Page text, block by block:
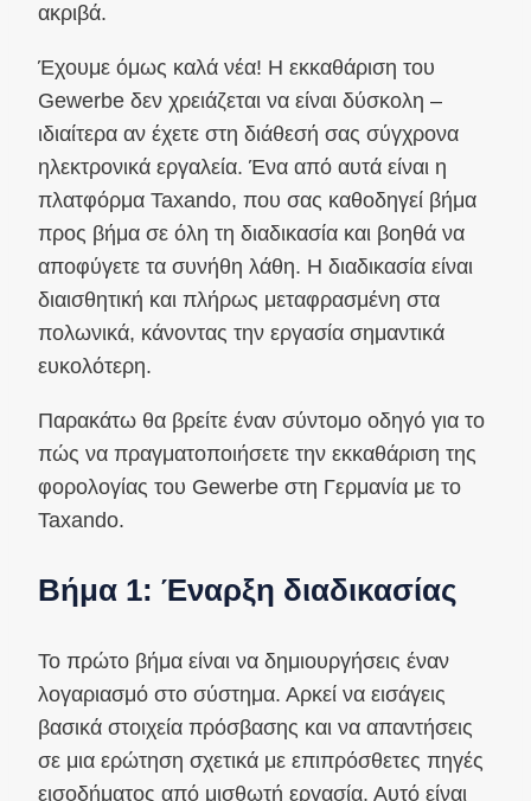
ακριβά.
Έχουμε όμως καλά νέα! Η εκκαθάριση του
Gewerbe δεν χρειάζεται να είναι δύσκολη –
ιδιαίτερα αν έχετε στη διάθεσή σας σύγχρονα
ηλεκτρονικά εργαλεία. Ένα από αυτά είναι η
πλατφόρμα Taxando, που σας καθοδηγεί βήμα
προς βήμα σε όλη τη διαδικασία και βοηθά να
αποφύγετε τα συνήθη λάθη. Η διαδικασία είναι
διαισθητική και πλήρως μεταφρασμένη στα
πολωνικά, κάνοντας την εργασία σημαντικά
ευκολότερη.
Παρακάτω θα βρείτε έναν σύντομο οδηγό για το
πώς να πραγματοποιήσετε την εκκαθάριση της
φορολογίας του Gewerbe στη Γερμανία με το
Taxando.
Βήμα 1: Έναρξη διαδικασίας
Το πρώτο βήμα είναι να δημιουργήσεις έναν
λογαριασμό στο σύστημα. Αρκεί να εισάγεις
βασικά στοιχεία πρόσβασης και να απαντήσεις
σε μια ερώτηση σχετικά με επιπρόσθετες πηγές
εισοδήματος από μισθωτή εργασία. Αυτό είναι